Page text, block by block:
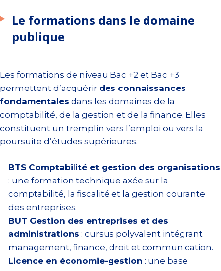
Le formations dans le domaine
publique
Les formations de niveau Bac +2 et Bac +3
permettent d’acquérir des connaissances
fondamentales dans les domaines de la
comptabilité, de la gestion et de la finance. Elles
constituent un tremplin vers l’emploi ou vers la
poursuite d’études supérieures.
BTS Comptabilité et gestion des organisations
: une formation technique axée sur la
comptabilité, la fiscalité et la gestion courante
des entreprises.
BUT Gestion des entreprises et des
administrations : cursus polyvalent intégrant
management, finance, droit et communication.
Licence en économie-gestion : une base